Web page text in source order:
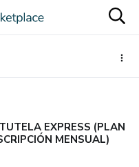
EXPRESS (PLAN
MENSUAL)